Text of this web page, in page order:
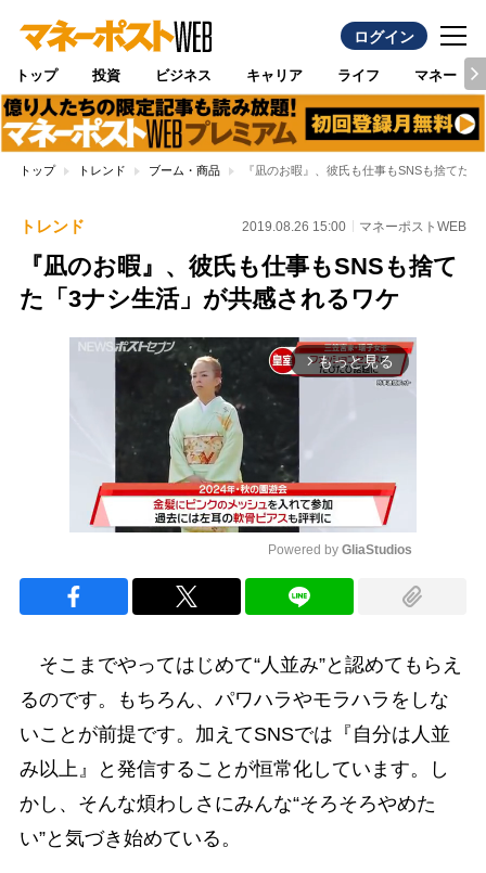
ログイン
トップ 投資 ビジネス キャリア ライフ マネー
トップ トレンド ブーム・商品 『凪のお暇』、彼氏も仕事もSNSも捨てた
トレンド 2019.08.26 15:00 マネーポストWEB
『凪のお暇』、彼氏も仕事もSNSも捨て
た「3ナシ生活」が共感されるワケ
arrow_forward_ios もっと見る
Powered by GliaStudios
そこまでやってはじめて“人並み”と認めてもらえ
るのです。もちろん、パワハラやモラハラをしな
いことが前提です。加えてSNSでは『自分は人並
み以上』と発信することが恒常化しています。し
かし、そんな煩わしさにみんな“そろそろやめた
い”と気づき始めている。